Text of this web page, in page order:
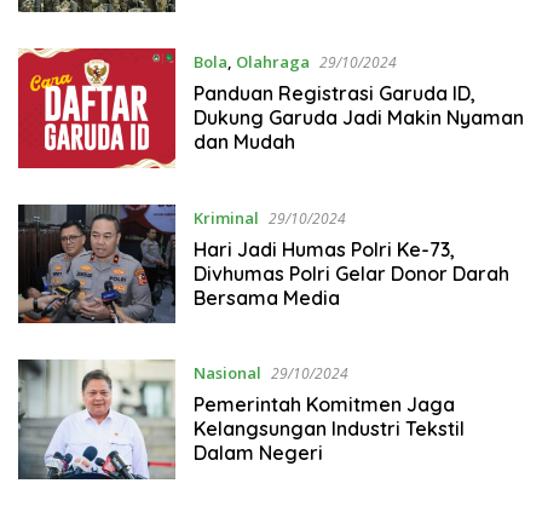
Bola, Olahraga 29/10/2024
Panduan Registrasi Garuda ID,
Dukung Garuda Jadi Makin Nyaman
dan Mudah
Kriminal 29/10/2024
Hari Jadi Humas Polri Ke-73,
Divhumas Polri Gelar Donor Darah
Bersama Media
Nasional 29/10/2024
Pemerintah Komitmen Jaga
Kelangsungan Industri Tekstil
Dalam Negeri